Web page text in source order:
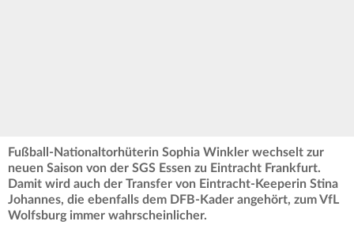
Fußball-Nationaltorhüterin Sophia Winkler wechselt zur
neuen Saison von der SGS Essen zu Eintracht Frankfurt.
Damit wird auch der Transfer von Eintracht-Keeperin Stina
Johannes, die ebenfalls dem DFB-Kader angehört, zum VfL
Wolfsburg immer wahrscheinlicher.